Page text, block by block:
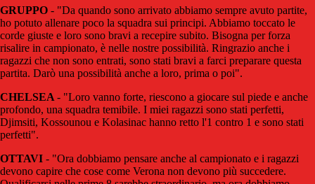
GRUPPO - "Da quando sono arrivato abbiamo sempre avuto partite,
ho potuto allenare poco la squadra sui principi. Abbiamo toccato le
corde giuste e loro sono bravi a recepire subito. Bisogna per forza
risalire in campionato, è nelle nostre possibilità. Ringrazio anche i
ragazzi che non sono entrati, sono stati bravi a farci preparare questa
partita. Darò una possibilità anche a loro, prima o poi".
CHELSEA - "Loro vanno forte, riescono a giocare sul piede e anche
profondo, una squadra temibile. I miei ragazzi sono stati perfetti,
Djimsiti, Kossounou e Kolasinac hanno retto l'1 contro 1 e sono stati
perfetti".
OTTAVI - "Ora dobbiamo pensare anche al campionato e i ragazzi
devono capire che cose come Verona non devono più succedere.